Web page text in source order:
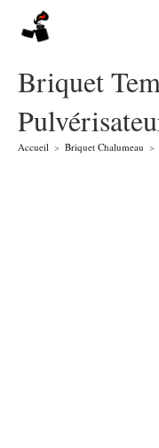
Briquet
Accueil > Briquet Chalumeau >